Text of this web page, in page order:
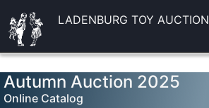
LADENBURG TOY AUCTION
Autumn Auction 2025
Online Catalog